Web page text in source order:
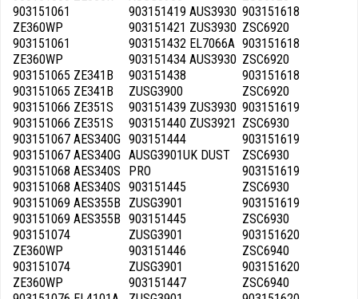
903151061
ZE360WP
903151061
ZE360WP
903151065 ZE341B
903151065 ZE341B
903151066 ZE351S
903151066 ZE351S
903151067 AES340G
903151067 AES340G
903151068 AES340S
903151068 AES340S
903151069 AES355B
903151069 AES355B
903151074
ZE360WP
903151074
ZE360WP
903151419 AUS3930
903151421 ZUS3930
903151432 EL7066A
903151434 AUS3930
903151438
ZUSG3900
903151439 ZUS3930
903151440 ZUS3921
903151444
AUSG3901UK DUST
PRO
903151445
ZUSG3901
903151445
ZUSG3901
903151446
ZUSG3901
903151447
903151618
ZSC6920
903151618
ZSC6920
903151618
ZSC6920
903151619
ZSC6930
903151619
ZSC6930
903151619
ZSC6930
903151619
ZSC6930
903151620
ZSC6940
903151620
ZSC6940